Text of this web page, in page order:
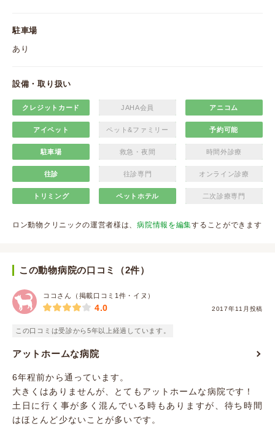
駐車場
あり
設備・取り扱い
クレジットカード JAHA会員 アニコム
アイペット ペット&ファミリー 予約可能
駐車場 救急・夜間 時間外診療
往診 往診専門 オンライン診療
トリミング ペットホテル 二次診療専門
ロン動物クリニックの運営者様は、病院情報を編集することができます
この動物病院の口コミ（2件）
ココさん（掲載口コミ1件・イヌ）
2017年11月投稿
4.0
この口コミは受診から5年以上経過しています。
アットホームな病院
6年程前から通っています。
大きくはありませんが、とてもアットホームな病院です！
土日に行く事が多く混んでいる時もありますが、待ち時間
はほとんど少ないことが多いです。